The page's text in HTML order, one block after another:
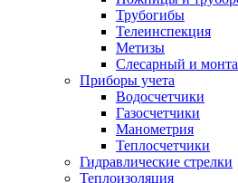
Трубогибы
Телеинспекция
Метизы
Слесарный и
Приборы учета
Водосчетчики
Газосчетчики
Манометрия
Теплосчетчики
Гидравлические стрелки
Теплоизоляция